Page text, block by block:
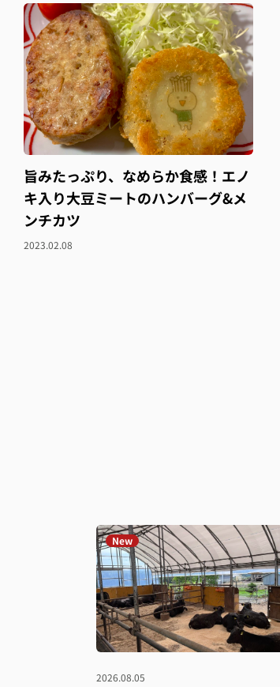
旨みたっぷり、なめらか食感！エノ
キ入り大豆ミートのハンバーグ&メ
ンチカツ
2023.02.08
New
2026.08.05